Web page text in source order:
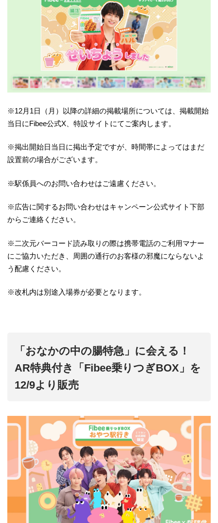
※12月1日（月）以降の詳細の掲載場所については、掲載開始
当日にFibee公式X、特設サイトにてご案内します。
※掲出開始日当日に掲出予定ですが、時間帯によってはまだ
設置前の場合がございます。
※駅係員へのお問い合わせはご遠慮ください。
※広告に関するお問い合わせはキャンペーン公式サイト下部
からご連絡ください。
※二次元バーコード読み取りの際は携帯電話のご利用マナー
にご協力いただき、周囲の通行のお客様の邪魔にならないよ
う配慮ください。
※改札内は別途入場券が必要となります。
「おなかの中の腸特急」に会える！
AR特典付き「Fibee乗りつぎBOX」を
12/9より販売